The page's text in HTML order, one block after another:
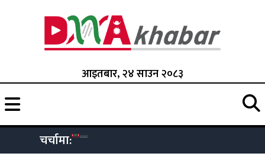
आइतबार, २४ साउन २०८३
चर्चामा: